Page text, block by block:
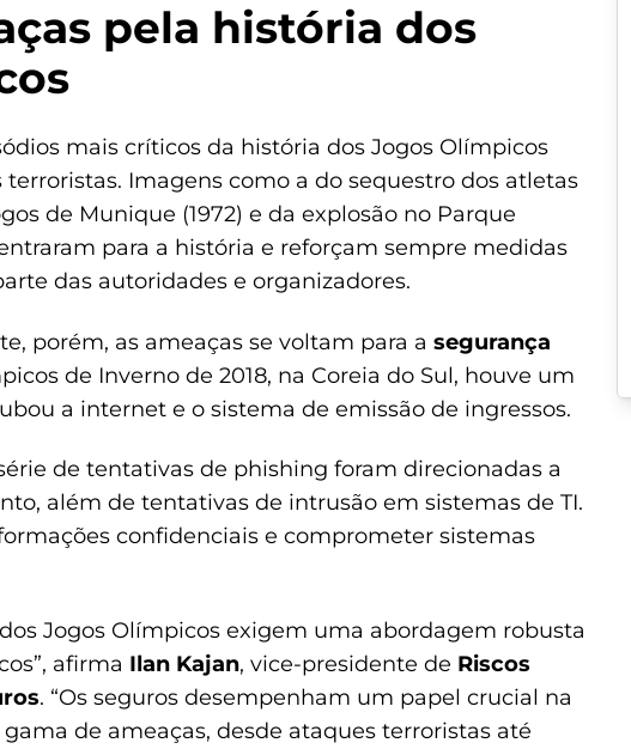
pela história dos
mais críticos da história dos Jogos Olímpicos
Imagens como a do sequestro dos atletas
de Munique (1972) e da explosão no Parque
para a história e reforçam sempre medidas
das autoridades e organizadores.
porém, as ameaças se voltam para a segurança
de Inverno de 2018, na Coreia do Sul, houve um
a internet e o sistema de emissão de ingressos.
de tentativas de phishing foram direcionadas a
além de tentativas de intrusão em sistemas de TI.
confidenciais e comprometer sistemas
Jogos Olímpicos exigem uma abordagem robusta
afirma Ilan Kajan, vice-presidente de Riscos
. “Os seguros desempenham um papel crucial na
de ameaças, desde ataques terroristas até